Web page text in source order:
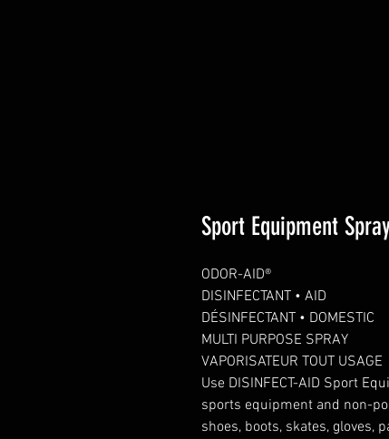
Sport Equipment
ODOR-AID®
DISINFECTANT • AID
DÉSINFECTANT • DOMESTIC
MULTI PURPOSE SPRAY
VAPORISATEUR TOUT USAGE
Use DISINFECT-AID Sport
sports equipment and non-
shoes, boots, skates, gloves,